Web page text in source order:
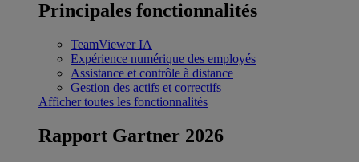
Principales fonctionnalités
TeamViewer IA
Expérience numérique des employés
Assistance et contrôle à distance
Gestion des actifs et correctifs
Afficher toutes les fonctionnalités
Rapport Gartner 2026